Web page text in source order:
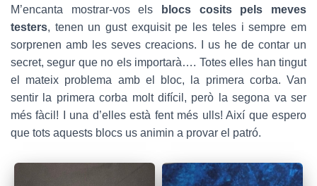
M’encanta mostrar-vos els
blocs cosits pels meves
testers, tenen un gust exquisit pe les teles i sempre em
sorprenen amb les seves creacions. I us he de contar un
secret, segur que no els importarà…. Totes elles han tingut
el mateix problema amb el bloc, la primera corba. Van
sentir la primera corba molt difícil, però la segona va ser
més fàcil! I una d’elles està fent més ulls! Així que espero
que tots aquests blocs us animin a provar el patró.